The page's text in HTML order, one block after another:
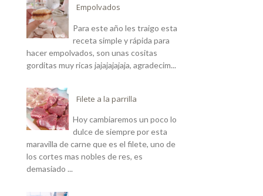
Empolvados
Para este año les traigo esta
receta simple y rápida para
hacer empolvados, son unas cositas
gorditas muy ricas jajajajajaja, agradecim...
Filete a la parrilla
Hoy cambiaremos un poco lo
dulce de siempre por esta
maravilla de carne que es el filete, uno de
los cortes mas nobles de res, es
demasiado ...